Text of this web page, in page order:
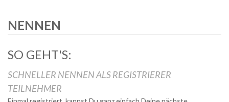
NENNEN
SO GEHT'S:
SCHNELLER NENNEN ALS REGISTRIERER
TEILNEHMER